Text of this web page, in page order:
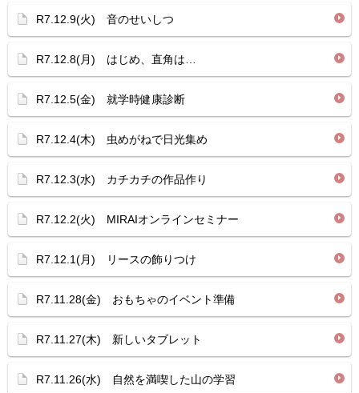
R7.12.9(火) 音のせいしつ
R7.12.8(月) はじめ、直角は…
R7.12.5(金) 就学時健康診断
R7.12.4(木) 虫めがねで日光集め
R7.12.3(水) カチカチの作品作り
R7.12.2(火) MIRAIオンラインセミナー
R7.12.1(月) リースの飾りつけ
R7.11.28(金) おもちゃのイベント準備
R7.11.27(木) 新しいタブレット
R7.11.26(水) 自然を満喫した山の学習